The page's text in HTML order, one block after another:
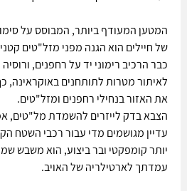
המטען המעודף ביותר, המבוסס על
של חיילים הוא הגנה מפני מזל"טים
כבר הרכיב רימוני יד על רחפנים,
לאיתור מטרות לתותחנים באוקראינה,
את האזור בנחילי רחפנים ומזל"טים.
הצבא בדק לייזרים להשמדת מל"טים,
עדיין מגושמים מדי עבור רכבי השטח
יותר קומפקטי ובר ביצוע, הוא משבש
עמדתך לארטילריה של האויב.